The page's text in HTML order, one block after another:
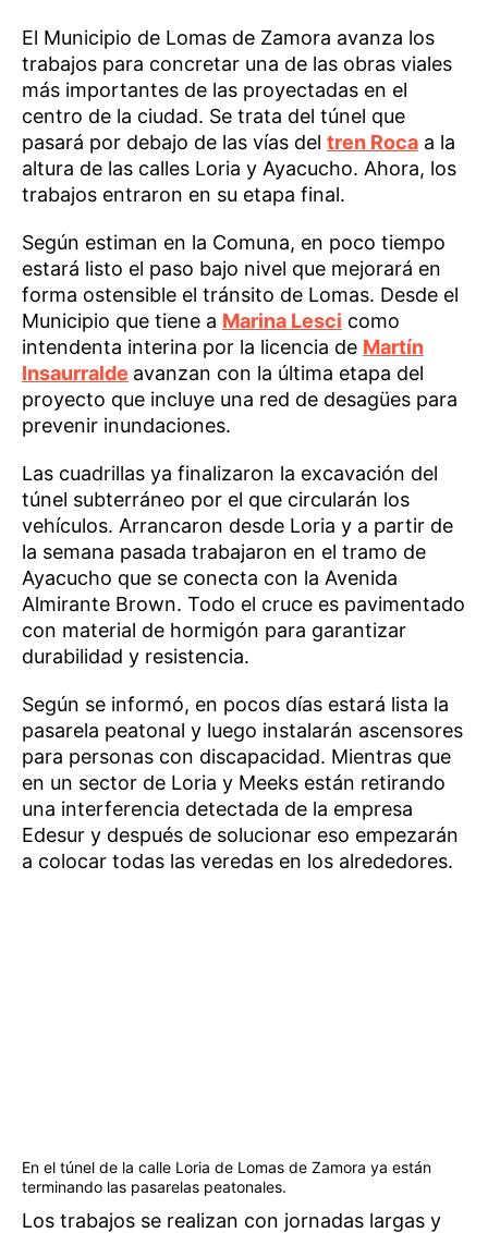
El Municipio de Lomas de Zamora avanza los
trabajos para concretar una de las obras viales
más importantes de las proyectadas en el
centro de la ciudad. Se trata del túnel que
pasará por debajo de las vías del tren Roca a la
altura de las calles Loria y Ayacucho. Ahora, los
trabajos entraron en su etapa final.
Según estiman en la Comuna, en poco tiempo
estará listo el paso bajo nivel que mejorará en
forma ostensible el tránsito de Lomas. Desde el
Municipio que tiene a Marina Lesci como
intendenta interina por la licencia de Martín
Insaurralde avanzan con la última etapa del
proyecto que incluye una red de desagües para
prevenir inundaciones.
Las cuadrillas ya finalizaron la excavación del
túnel subterráneo por el que circularán los
vehículos. Arrancaron desde Loria y a partir de
la semana pasada trabajaron en el tramo de
Ayacucho que se conecta con la Avenida
Almirante Brown. Todo el cruce es pavimentado
con material de hormigón para garantizar
durabilidad y resistencia.
Según se informó, en pocos días estará lista la
pasarela peatonal y luego instalarán ascensores
para personas con discapacidad. Mientras que
en un sector de Loria y Meeks están retirando
una interferencia detectada de la empresa
Edesur y después de solucionar eso empezarán
a colocar todas las veredas en los alrededores.
En el túnel de la calle Loria de Lomas de Zamora ya están
terminando las pasarelas peatonales.
Los trabajos se realizan con jornadas largas y